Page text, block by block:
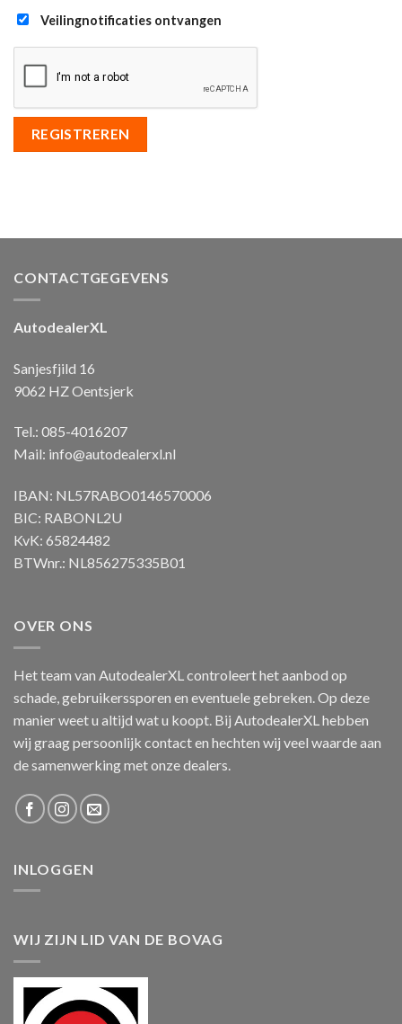
Veilingnotificaties ontvangen
REGISTREREN
CONTACTGEGEVENS
AutodealerXL
Sanjesfjild 16
9062 HZ Oentsjerk
Tel.: 085-4016207
Mail: info@autodealerxl.nl
IBAN: NL57RABO0146570006
BIC: RABONL2U
KvK: 65824482
BTWnr.: NL856275335B01
OVER ONS
Het team van AutodealerXL controleert het aanbod op
schade, gebruikerssporen en eventuele gebreken. Op deze
manier weet u altijd wat u koopt. Bij AutodealerXL hebben
wij graag persoonlijk contact en hechten wij veel waarde aan
de samenwerking met onze dealers.
INLOGGEN
WIJ ZIJN LID VAN DE BOVAG